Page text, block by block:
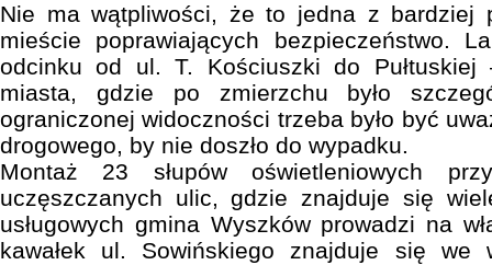
Nie ma wątpliwości, że to jedna z bardziej
mieście poprawiających bezpieczeństwo.
odcinku od ul. T. Kościuszki do
miasta, gdzie po zmierzchu było
ograniczonej widoczności trzeba było być
drogowego, by nie doszło do wypadku.
Montaż 23 słupów oświetleniowych
uczęszczanych ulic, gdzie znajduje się
usługowych gmina Wyszków prowadzi na
kawałek ul. Sowińskiego znajduje się we